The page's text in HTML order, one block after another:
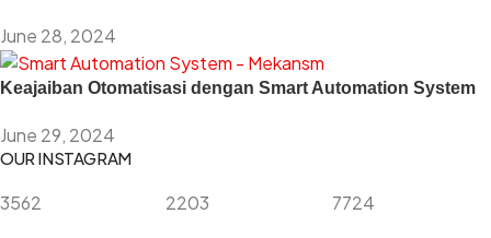
June 28, 2024
Keajaiban Otomatisasi dengan Smart Automation System
June 29, 2024
OUR INSTAGRAM
3562 2203 7724